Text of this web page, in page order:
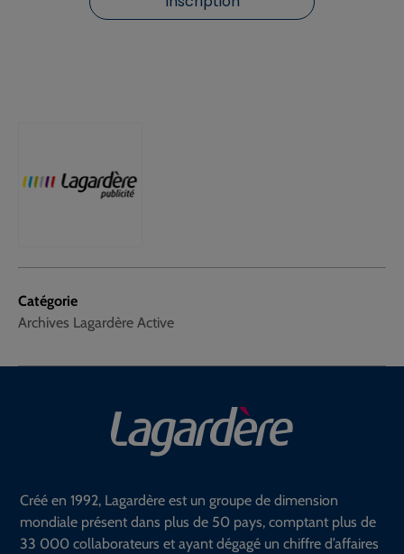
Catégorie
Archives Lagardère Active
Créé en 1992, Lagardère est un groupe de dimension
mondiale présent dans plus de 50 pays, comptant plus de
33 000 collaborateurs et ayant dégagé un chiffre d’affaires